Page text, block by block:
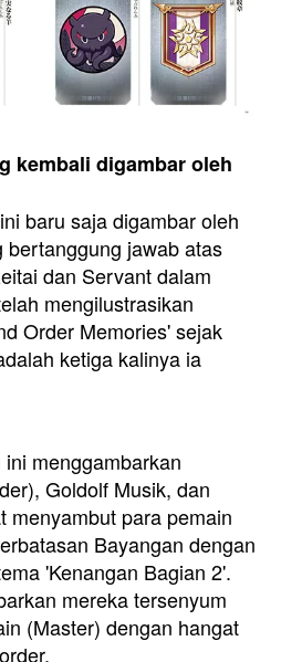
kembali digambar oleh
baru saja digambar oleh
bertanggung jawab atas
dan Servant dalam
mengilustrasikan
Order Memories' sejak
ketiga kalinya ia
menggambarkan
Goldolf Musik, dan
menyambut para pemain
Bayangan dengan
'Kenangan Bagian 2'.
mereka tersenyum
(Master) dengan hangat